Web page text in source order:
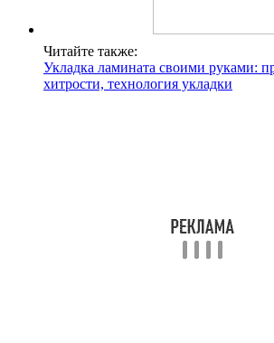
Читайте также:
Укладка ламината своими руками:
хитрости, технология укладки